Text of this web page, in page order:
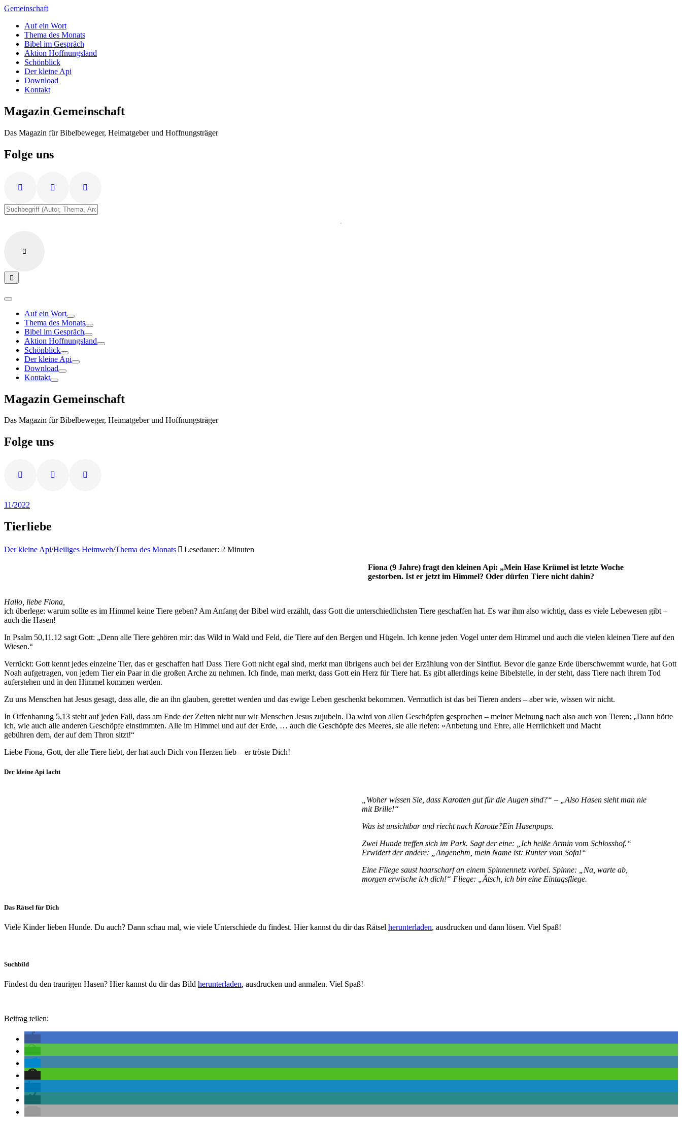
Zum
springen
Gemeinschaft
Auf ein Wort
Thema des Monats
Bibel im Gespräch
Aktion Hoffnungsland
Schönblick
Der kleine Api
Download
Kontakt
Magazin Gemeinschaft
Das Magazin für Bibelbeweger, Heimatgeber und Hoffnungsträger
Folge uns
Auf ein Wort
Thema des Monats
Bibel im Gespräch
Aktion Hoffnungsland
Schönblick
Der kleine Api
Download
Kontakt
Magazin Gemeinschaft
Das Magazin für Bibelbeweger, Heimatgeber und Hoffnungsträger
Folge uns
11/2022
Tierliebe
Der kleine Api/Heiliges Heimweh/Thema des Monats Lesedauer: 2 Minuten
Fiona (9 Jahre) fragt den kleinen Api: „Mein Hase Krümel ist letzte Woche
gestorben. Ist er jetzt im Himmel? Oder dürfen Tiere nicht dahin?
Hallo, liebe Fiona,
ich überlege: warum sollte es im Himmel keine Tiere geben? Am Anfang der Bibel wird erzählt, dass Gott die unterschiedlichsten Tiere geschaffen hat. Es war ihm also wichtig, dass es viele Lebewesen gibt –
auch die Hasen!
In Psalm 50,11.12 sagt Gott: „Denn alle Tiere gehören mir: das Wild in Wald und Feld, die Tiere auf den Bergen und Hügeln. Ich kenne jeden Vogel unter dem Himmel und auch die vielen kleinen Tiere auf den
Wiesen.“
Verrückt: Gott kennt jedes einzelne Tier, das er geschaffen hat! Dass Tiere Gott nicht egal sind, merkt man übrigens auch bei der Erzählung von der Sintflut. Bevor die ganze Erde überschwemmt wurde, hat Gott
Noah aufgetragen, von jedem Tier ein Paar in die großen Arche zu nehmen. Ich finde, man merkt, dass Gott ein Herz für Tiere hat. Es gibt allerdings keine Bibelstelle, in der steht, dass Tiere nach ihrem Tod
auferstehen und in den Himmel kommen werden.
Zu uns Menschen hat Jesus gesagt, dass alle, die an ihn glauben, gerettet werden und das ewige Leben geschenkt bekommen. Vermutlich ist das bei Tieren anders – aber wie, wissen wir nicht.
In Offenbarung 5,13 steht auf jeden Fall, dass am Ende der Zeiten nicht nur wir Menschen Jesus zujubeln. Da wird von allen Geschöpfen gesprochen – meiner Meinung nach also auch von Tieren: „Dann hörte
ich, wie auch alle anderen Geschöpfe einstimmten. Alle im Himmel und auf der Erde, … auch die Geschöpfe des Meeres, sie alle riefen: »Anbetung und Ehre, alle Herrlichkeit und Macht
gebühren dem, der auf dem Thron sitzt!“
Liebe Fiona, Gott, der alle Tiere liebt, der hat auch Dich von Herzen lieb – er tröste Dich!
Der kleine Api lacht
„Woher wissen Sie, dass Karotten gut für die Augen sind?“ – „Also Hasen sieht man nie
mit Brille!“
Was ist unsichtbar und riecht nach Karotte?Ein Hasenpups.
Zwei Hunde treffen sich im Park. Sagt der eine: „Ich heiße Armin vom Schlosshof.“
Erwidert der andere: „Angenehm, mein Name ist: Runter vom Sofa!“
Eine Fliege saust haarscharf an einem Spinnennetz vorbei. Spinne: „Na, warte ab,
morgen erwische ich dich!“ Fliege: „Ätsch, ich bin eine Eintagsfliege.
Das Rätsel für Dich
Viele Kinder lieben Hunde. Du auch? Dann schau mal, wie viele Unterschiede du findest. Hier kannst du dir das Rätsel herunterladen, ausdrucken und dann lösen. Viel Spaß!
Suchbild
Findest du den traurigen Hasen? Hier kannst du dir das Bild herunterladen, ausdrucken und anmalen. Viel Spaß!
Beitrag teilen: